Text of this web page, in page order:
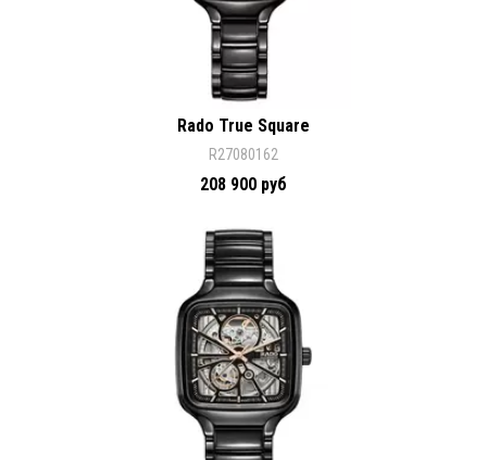
Rado True Square
R27080162
208 900 руб